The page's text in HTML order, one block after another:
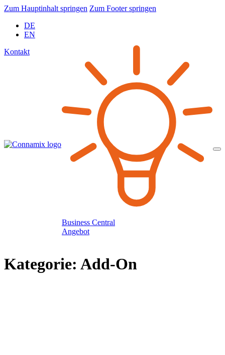
Zum Hauptinhalt springen Zum Footer springen
DE
EN
Kontakt
Business Central
Angebot
Kategorie: Add-On